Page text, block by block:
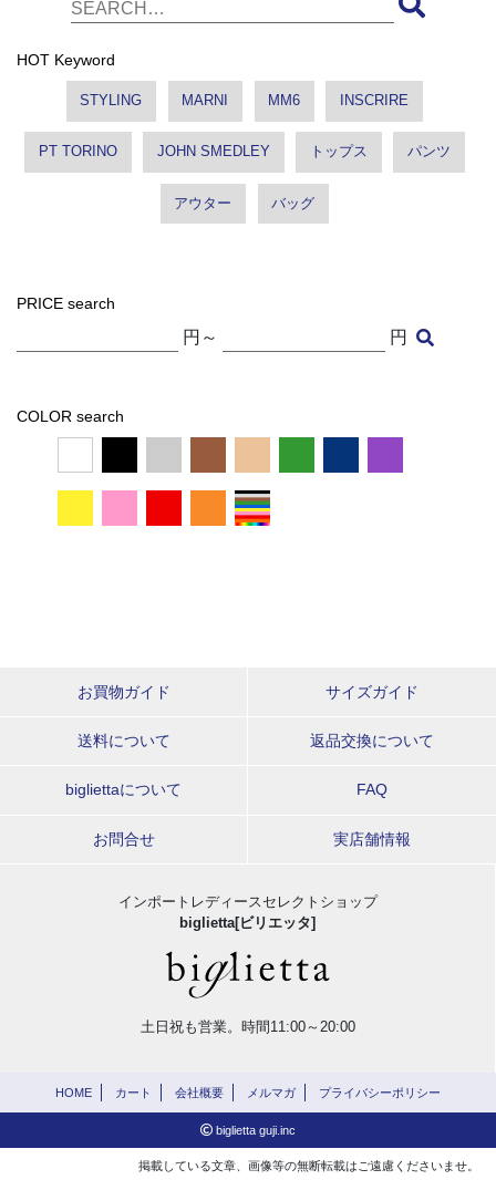
HOT Keyword
STYLING MARNI MM6 INSCRIRE
PT TORINO JOHN SMEDLEY トップス パンツ
アウター バッグ
PRICE search
円～ 円
COLOR search
お買物ガイド サイズガイド
送料について 返品交換について
bigliettaについて FAQ
お問合せ 実店舗情報
インポートレディースセレクトショップ
biglietta[ビリエッタ]
土日祝も営業。時間11:00～20:00
HOME カート 会社概要 メルマガ プライバシーポリシー
biglietta guji.inc
掲載している文章、画像等の無断転載はご遠慮くださいませ。